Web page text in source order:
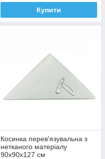
Купити
Косинка перев'язувальна з
нетканого матеріалу
90х90х127 см